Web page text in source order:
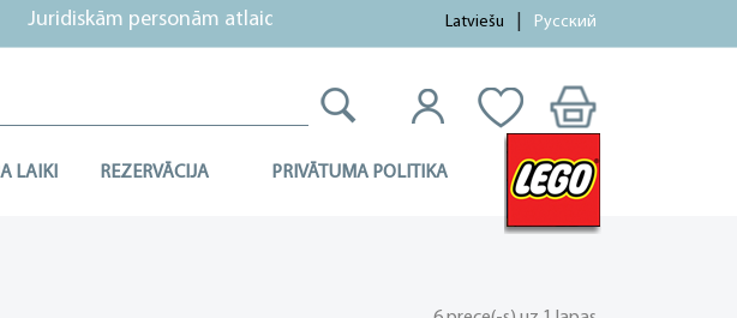
Juridiskām personām atlaides netiek piemērotas! Latviešu Русский
LAIKI REZERVĀCIJA PRIVĀTUMA POLITIKA